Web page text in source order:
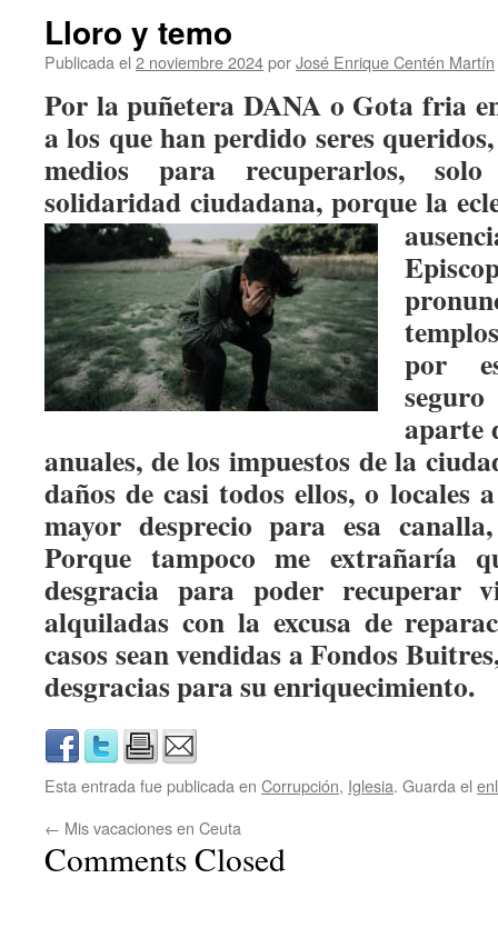
Lloro y temo
Publicada el 2 noviembre 2024porJosé Enrique Centén Martín
Por la puñetera DANA o Gota fria
a los que han perdido seres
medios para recuperarlos,
solidaridad ciudadana, porque la
por
aparte
anuales, de los impuestos de la
daños de casi todos ellos, o locales
mayor desprecio para esa
Porque tampoco me extrañaría
desgracia para poder recuperar
alquiladas con la excusa de
casos sean vendidas a Fondos
desgracias para su enriquecimiento.
Esta entrada fue publicada en Corrupción, Iglesia. Guarda el
← Mis vacaciones en Ceuta
Comments Closed